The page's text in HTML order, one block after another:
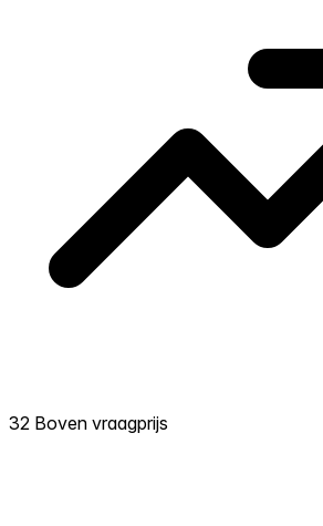
32 Boven vraagprijs